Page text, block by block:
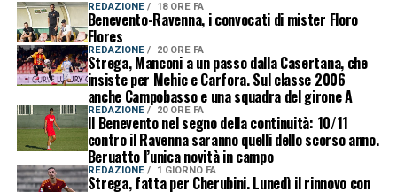
REDAZIONE 18 ORE FA
Benevento-Ravenna, i convocati di mister Floro
Flores
REDAZIONE 20 ORE FA
Strega, Manconi a un passo dalla Casertana, che
insiste per Mehic e Carfora. Sul classe 2006
anche Campobasso e una squadra del girone A
REDAZIONE 20 ORE FA
Il Benevento nel segno della continuità: 10/11
contro il Ravenna saranno quelli dello scorso anno.
Beruatto l’unica novità in campo
REDAZIONE 1 GIORNO FA
Strega, fatta per Cherubini. Lunedì il rinnovo con